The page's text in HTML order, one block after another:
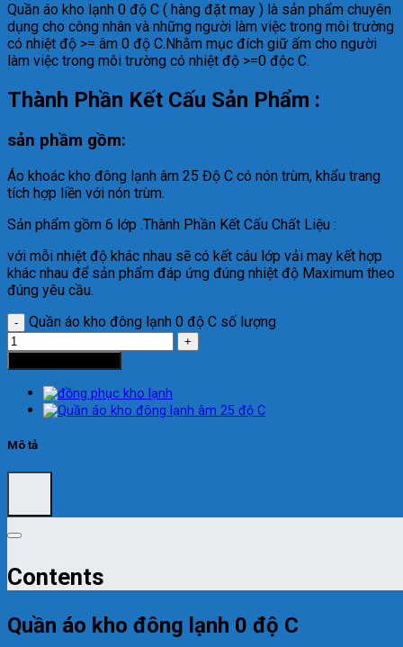
Quần áo kho lạnh 0 độ C ( hàng đặt may ) là sản phẩm chuyên
dụng cho công nhân và những người làm việc trong môi trường
có nhiệt độ >= âm 0 độ C.Nhằm mục đích giữ ấm cho người
làm việc trong môi trường có nhiệt độ >=0 độc C.
Thành Phần Kết Cấu Sản Phẩm :
sản phầm gồm:
Áo khoác kho đông lạnh âm 25 Độ C có nón trùm, khẩu trang
tích hợp liền với nón trùm.
Sản phẩm gồm 6 lớp .Thành Phần Kết Cấu Chất Liệu :
với mỗi nhiệt độ khác nhau sẽ có kết cáu lớp vải may kết hợp
khác nhau để sản phẩm đáp ứng đúng nhiệt độ Maximum theo
đúng yêu cầu.
Quần áo kho đông lạnh 0 độ C số lượng
Mô tả
Contents
Quần áo kho đông lạnh 0 độ C